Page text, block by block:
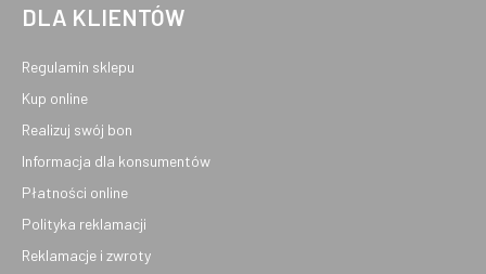
DLA KLIENTÓW
Regulamin sklepu
Kup online
Realizuj swój bon
Informacja dla konsumentów
Płatności online
Polityka reklamacji
Reklamacje i zwroty